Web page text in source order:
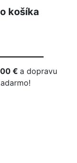
košíka
€a dopravu